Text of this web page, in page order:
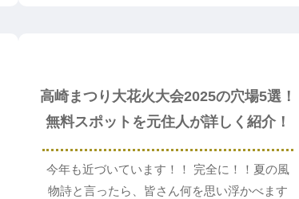
高崎まつり大花火大会2025の穴場5選！
無料スポットを元住人が詳しく紹介！
今年も近づいています！！ 完全に！！夏の風
物詩と言ったら、皆さん何を思い浮かべます